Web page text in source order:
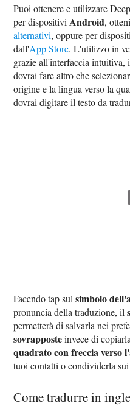
Puoi ottenere e utilizzare
per dispositivi Android,
alternativi, oppure per
dall'App Store. L'utilizzo in
grazie all'interfaccia intuitiva,
dovrai fare altro che
origine e la lingua verso la
dovrai digitare il testo da
Facendo tap sulsimbolo
pronuncia della traduzione, il
permetterà di salvarla nei
sovrapposteinvece di
quadrato con freccia verso
tuoi contatti o condividerla
Come tradurre in